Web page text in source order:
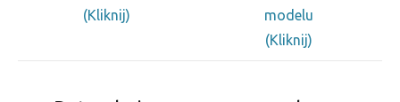
(Kliknij)
modelu
(Kliknij)